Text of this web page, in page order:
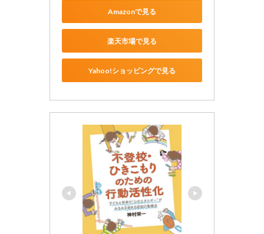
Amazonで見る
楽天市場で見る
Yahoo!ショッピングで見る